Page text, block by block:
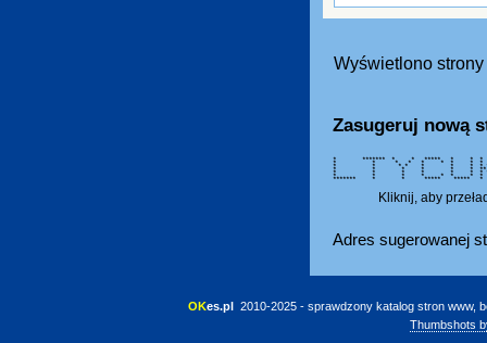
Wyświetlono
Zasugeruj nową
* ******* * * ***** * * *
* * * * * * * * *
* * * * * * * *
* * * * * * **
* * * * * * *
* * * * * * * *
******* * * ***** *****
Kliknij, aby
Adres sugerowanej
OKes.pl 2010-2025 - sprawdzony katalog stron www,
Thumbshots